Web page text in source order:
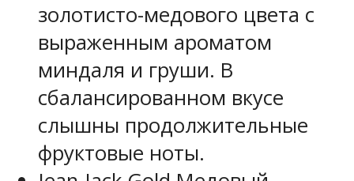
золотисто-медового цвета с
выраженным ароматом
миндаля и груши. В
сбалансированном вкусе
слышны продолжительные
фруктовые ноты.